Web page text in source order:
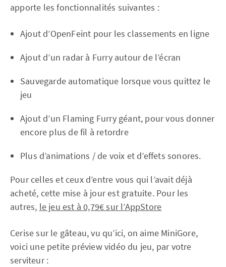
apporte les fonctionnalités suivantes :
Ajout d’OpenFeint pour les classements en ligne
Ajout d’un radar à Furry autour de l’écran
Sauvegarde automatique lorsque vous quittez le
jeu
Ajout d’un Flaming Furry géant, pour vous donner
encore plus de fil à retordre
Plus d’animations / de voix et d’effets sonores.
Pour celles et ceux d’entre vous qui l’avait déjà
acheté, cette mise à jour est gratuite. Pour les
autres, le jeu est à 0,79€ sur l’AppStore
Cerise sur le gâteau, vu qu’ici, on aime MiniGore,
voici une petite préview vidéo du jeu, par votre
serviteur :